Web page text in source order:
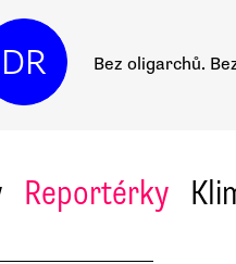
DR Bez oligarchů.
Reportérky